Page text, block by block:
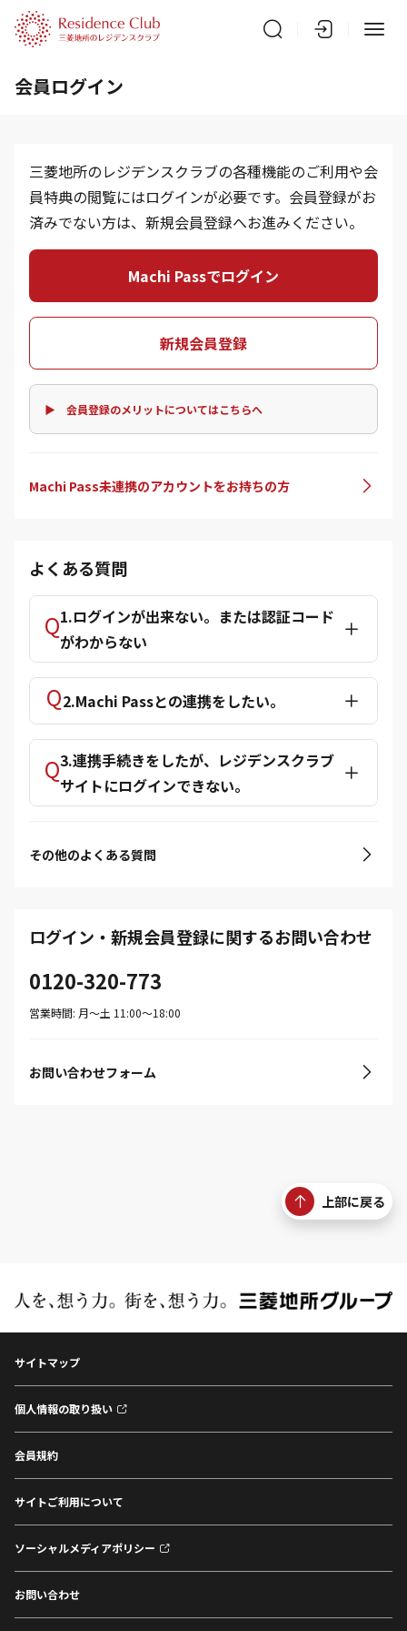
会員ログイン
三菱地所のレジデンスクラブの各種機能のご利用や会
員特典の閲覧にはログインが必要です。会員登録がお
済みでない方は、新規会員登録へお進みください。
Machi Passでログイン
新規会員登録
▶ 会員登録のメリットについてはこちらへ
Machi Pass未連携のアカウントをお持ちの方
よくある質問
1.ログインが出来ない。または認証コード
がわからない
2.Machi Passとの連携をしたい。
3.連携手続きをしたが、レジデンスクラブ
サイトにログインできない。
その他のよくある質問
ログイン・新規会員登録に関するお問い合わせ
0120-320-773
営業時間: 月〜土 11:00〜18:00
お問い合わせフォーム
上部に戻る
サイトマップ
個人情報の取り扱い
会員規約
サイトご利用について
ソーシャルメディアポリシー
お問い合わせ